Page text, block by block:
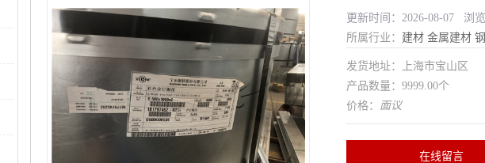
更新时间：2026-08-07 浏
所属行业： 建材 金属建材
发货地址：上海市宝山区
产品数量：9999.00个
价格： 面议
在线留言